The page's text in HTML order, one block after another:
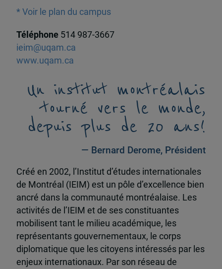
* Voir le plan du campus
Téléphone 514 987-3667
ieim@uqam.ca
www.uqam.ca
Un institut montréalais
tourné vers le monde,
depuis plus de 20 ans!
— Bernard Derome, Président
Créé en 2002, l’Institut d’études internationales
de Montréal (IEIM) est un pôle d’excellence bien
ancré dans la communauté montréalaise. Les
activités de l’IEIM et de ses constituantes
mobilisent tant le milieu académique, les
représentants gouvernementaux, le corps
diplomatique que les citoyens intéressés par les
enjeux internationaux. Par son réseau de